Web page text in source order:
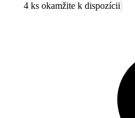
4 ks okamžite k dispozícii